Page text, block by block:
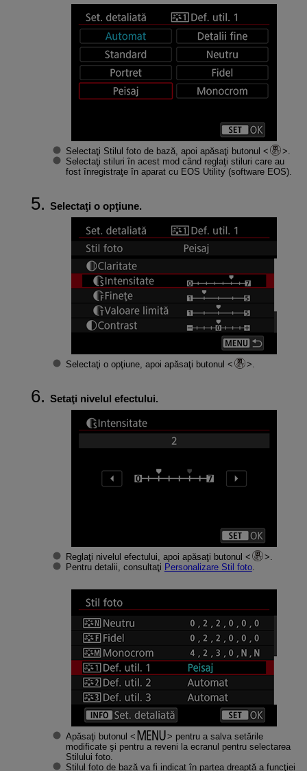
Selectaţi Stilul foto de bază, apoi apăsaţi butonul
Selectaţi stiluri în acest mod când reglaţi stiluri care au
fost înregistraţe în aparat cu EOS Utility (software EOS).
Selectaţi o opţiune.
Selectaţi o opţiune, apoi apăsaţi butonul
Setaţi nivelul efectului.
Reglaţi nivelul efectului, apoi apăsaţi butonul
Pentru detalii, consultaţi Personalizare Stil foto.
Apăsaţi butonul
pentru a salva setările
modificate şi pentru a reveni la ecranul pentru selectarea
Stilului foto.
Stilul foto de bază va fi indicat în partea dreaptă a funcţiei